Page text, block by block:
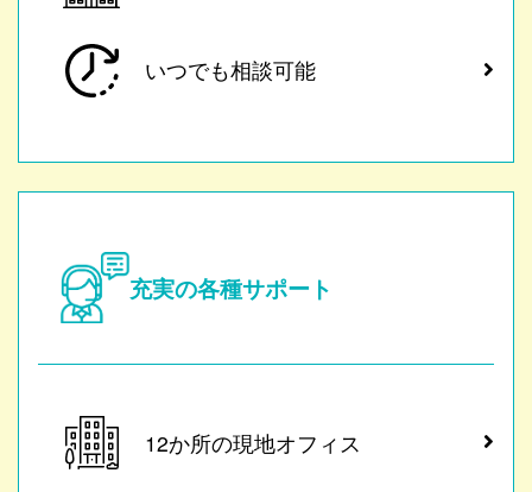
いつでも相談可能
充実の各種サポート
12か所の現地オフィス